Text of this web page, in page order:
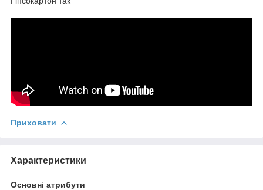
Приховати
Характеристики
Основні атрибути